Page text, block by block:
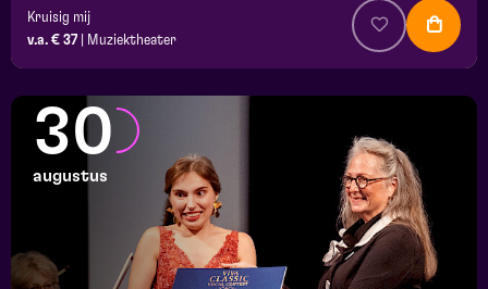
Kruisig mij
v.a. € 37
Muziektheater
30
augustus